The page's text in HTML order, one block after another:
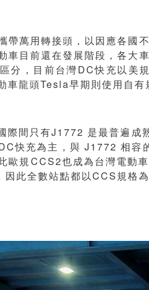
帶萬用轉接頭，以因應各國
車目前還在發展階段，各大
分，目前台灣DC快充以
車龍頭Tesla早期則使用自
際間只有J1772 是最普遍
快充為主，與 J1772 相
歐規CCS2也成為台灣電動
此全數站點都以CCS規格為